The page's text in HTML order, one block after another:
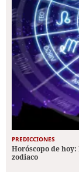
PREDICCIONES
Horóscopo de
zodiaco